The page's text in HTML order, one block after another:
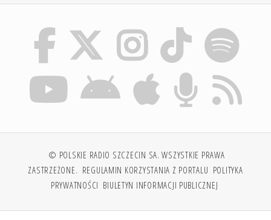
© POLSKIE RADIO SZCZECIN SA. WSZYSTKIE PRAWA
ZASTRZEŻONE. REGULAMIN KORZYSTANIA Z PORTALU POLITYKA
PRYWATNOŚCI BIULETYN INFORMACJI PUBLICZNEJ